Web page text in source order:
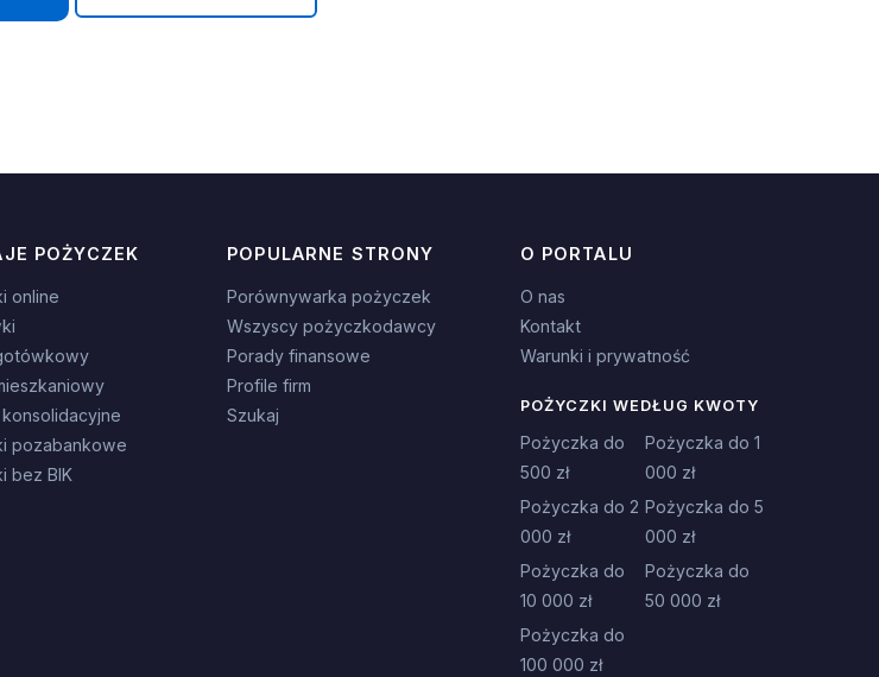
POŻYCZEK
online
pozabankowe
bez BIK
POPULARNE STRONY
Porównywarka pożyczek
Wszyscy pożyczkodawcy
Porady finansowe
Profile firm
Szukaj
O PORTALU
O nas
Kontakt
Warunki i prywatność
POŻYCZKI WEDŁUG KWOTY
Pożyczka do
500 zł
Pożyczka do 1
000 zł
Pożyczka do 2
000 zł
Pożyczka do 5
000 zł
Pożyczka do
10 000 zł
Pożyczka do
50 000 zł
Pożyczka do
100 000 zł